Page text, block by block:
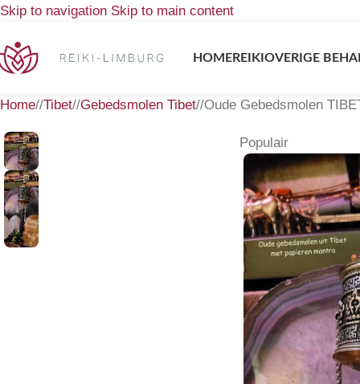
Skip to navigation Skip to main content
HOMEREIKIOVERIGE
Home/ Tibet/ Gebedsmolen Tibet/ Oude Gebedsmolen
Populair